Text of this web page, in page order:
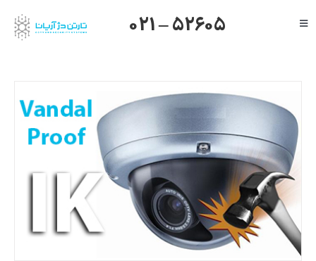
to
Toggle
یالینک
میکروتیک
هایک ویژن
تیاندی
درباره ما
021 – 52605